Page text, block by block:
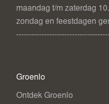
maandag t/m zaterdag
zondag en feestdagen
Groenlo
Ontdek Groenlo